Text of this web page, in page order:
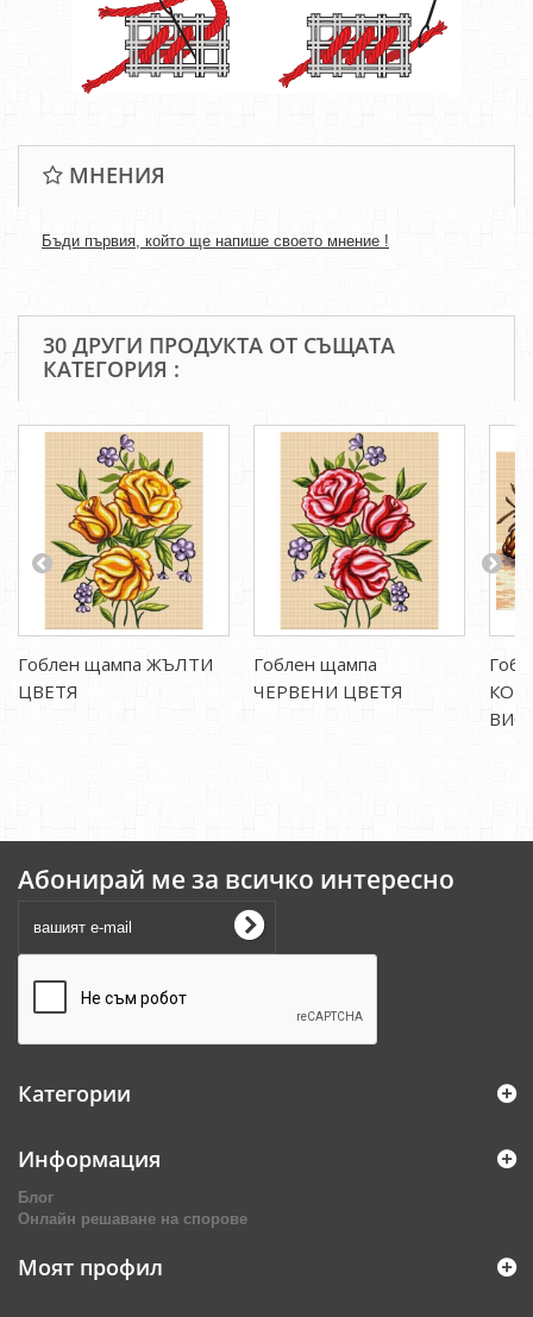
МНЕНИЯ
Бъди първия, който ще напише своето мнение !
30 ДРУГИ ПРОДУКТА ОТ СЪЩАТА
КАТЕГОРИЯ :
Гоблен щампа ЖЪЛТИ
ЦВЕТЯ
Гоблен щампа
ЧЕРВЕНИ ЦВЕТЯ
Абонирай ме за всичко интересно
Категории
Информация
Блог
Онлайн решаване на спорове
Моят профил